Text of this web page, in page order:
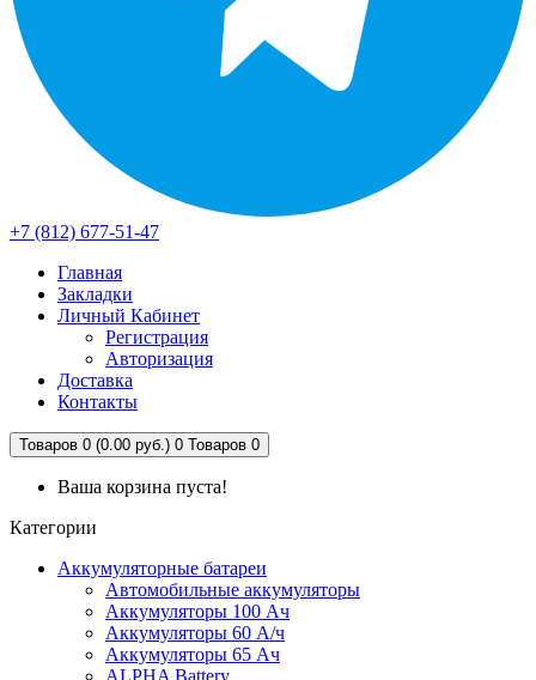
+7 (812) 677-51-47
Главная
Закладки
Личный Кабинет
Регистрация
Авторизация
Доставка
Контакты
Товаров 0 (0.00 руб.) 0 Товаров 0
Ваша корзина пуста!
Категории
Аккумуляторные батареи
Автомобильные аккумуляторы
Аккумуляторы 100 Ач
Аккумуляторы 60 А/ч
Аккумуляторы 65 Ач
ALPHA Battery